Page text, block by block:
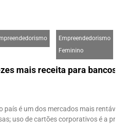
Empreendedorismo
Feminino
mais receita para
país é um dos mercados mais
uso de cartões corporativos é a